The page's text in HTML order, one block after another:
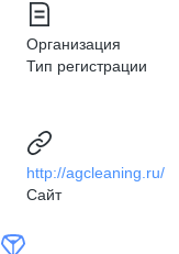
Организация
Тип регистрации
http://agcleaning.ru/
Сайт